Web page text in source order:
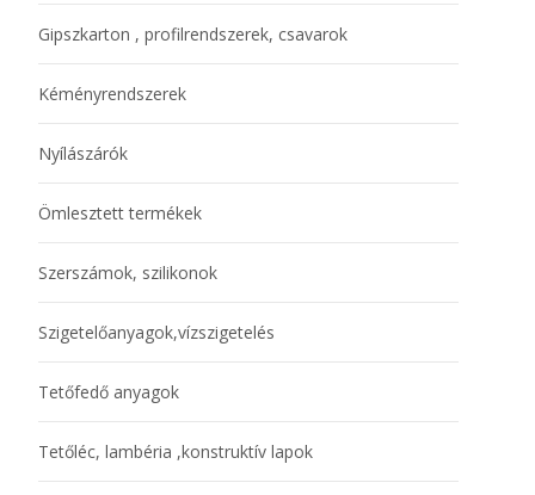
Gipszkarton , profilrendszerek, csavarok
Kéményrendszerek
Nyílászárók
Ömlesztett termékek
Szerszámok, szilikonok
Szigetelőanyagok,vízszigetelés
Tetőfedő anyagok
Tetőléc, lambéria ,konstruktív lapok